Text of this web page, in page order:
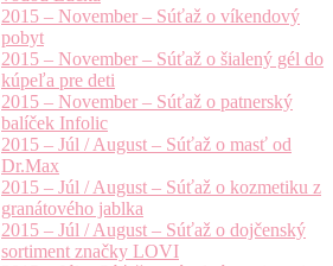
2015 – November – Súťaž o víkendový
pobyt
2015 – November – Súťaž o šialený gél do
kúpeľa pre deti
2015 – November – Súťaž o patnerský
balíček Infolic
2015 – Júl / August – Súťaž o masť od
Dr.Max
2015 – Júl / August – Súťaž o kozmetiku z
granátového jablka
2015 – Júl / August – Súťaž o dojčenský
sortiment značky LOVI